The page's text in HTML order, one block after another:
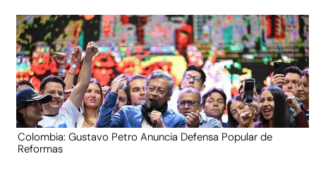
Colombia: Gustavo Petro Anuncia Defensa Popular de
Reformas